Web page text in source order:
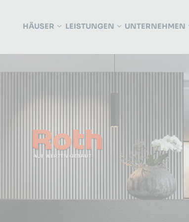
HÄUSER SUBMENU FOR "HÄUSER"
LEISTUNGEN SUBMENU FOR
UNTERNEHMEN